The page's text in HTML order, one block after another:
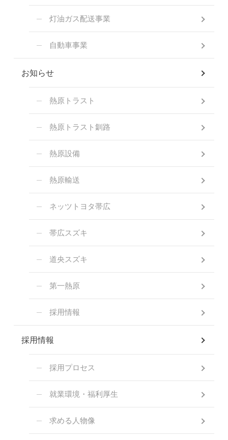
灯油ガス配送事業
自動車事業
お知らせ
熱原トラスト
熱原トラスト釧路
熱原設備
熱原輸送
ネッツトヨタ帯広
帯広スズキ
道央スズキ
第一熱原
採用情報
採用情報
採用プロセス
就業環境・福利厚生
求める人物像